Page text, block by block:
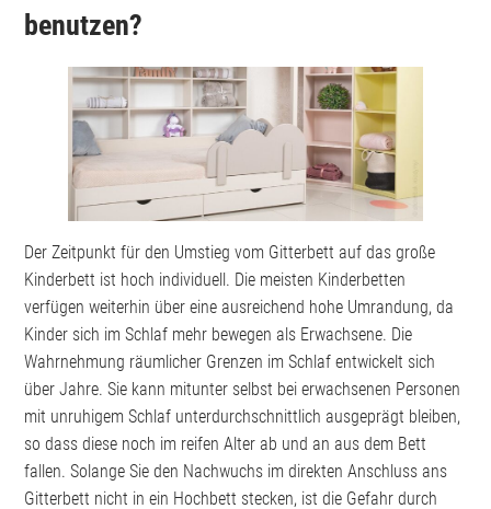
benutzen?
Der Zeitpunkt für den Umstieg vom Gitterbett auf das große
Kinderbett ist hoch individuell. Die meisten Kinderbetten
verfügen weiterhin über eine ausreichend hohe Umrandung, da
Kinder sich im Schlaf mehr bewegen als Erwachsene. Die
Wahrnehmung räumlicher Grenzen im Schlaf entwickelt sich
über Jahre. Sie kann mitunter selbst bei erwachsenen Personen
mit unruhigem Schlaf unterdurchschnittlich ausgeprägt bleiben,
so dass diese noch im reifen Alter ab und an aus dem Bett
fallen. Solange Sie den Nachwuchs im direkten Anschluss ans
Gitterbett nicht in ein Hochbett stecken, ist die Gefahr durch